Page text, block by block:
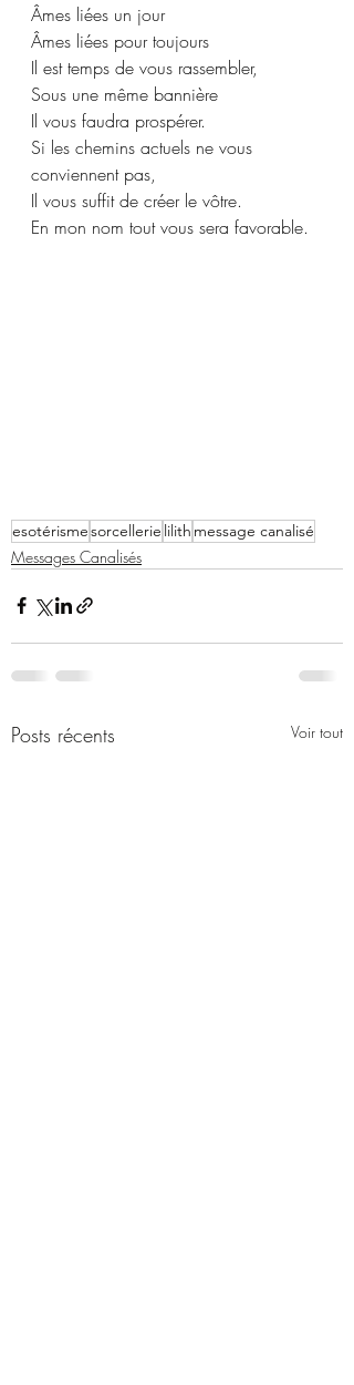
Âmes liées un jour
Âmes liées pour toujours
Il est temps de vous rassembler,
Sous une même bannière
Il vous faudra prospérer.
Si les chemins actuels ne vous
conviennent pas,
Il vous suffit de créer le vôtre.
En mon nom tout vous sera favorable.
esotérismesorcellerie lilith message canalisé
Messages Canalisés
Posts récents Voir tout